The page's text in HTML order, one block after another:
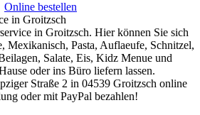
Online bestellen
in Groitzsch
in Groitzsch. Hier können Sie sich
Mexikanisch, Pasta, Auflaeufe, Schnitzel,
Salate, Eis, Kidz Menue und
oder ins Büro liefern lassen.
Straße 2 in 04539 Groitzsch online
oder mit PayPal bezahlen!